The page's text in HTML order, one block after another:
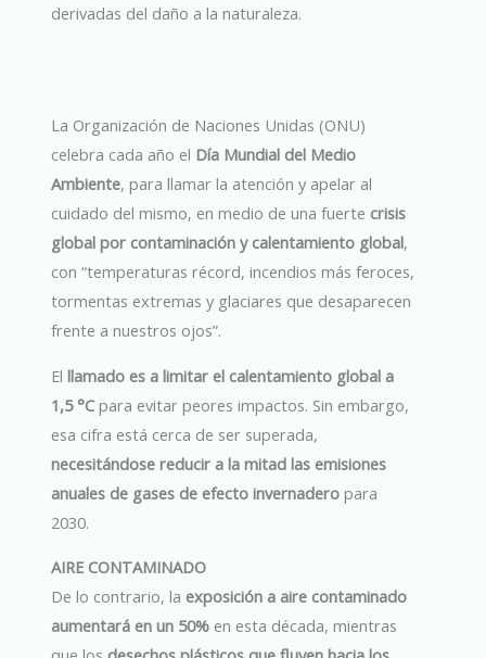
derivadas del daño a la naturaleza.
La Organización de Naciones Unidas (ONU)
celebra cada año el Día Mundial del Medio
Ambiente, para llamar la atención y apelar al
cuidado del mismo, en medio de una fuerte crisis
global por contaminación y calentamiento global,
con “temperaturas récord, incendios más feroces,
tormentas extremas y glaciares que desaparecen
frente a nuestros ojos”.
Elllamado es a limitar el calentamiento global a
1,5 °C para evitar peores impactos. Sin embargo,
esa cifra está cerca de ser superada,
necesitándose reducir a la mitad las emisiones
anuales de gases de efecto invernadero para
2030.
AIRE CONTAMINADO
De lo contrario, la exposición a aire contaminado
aumentará en un 50% en esta década, mientras